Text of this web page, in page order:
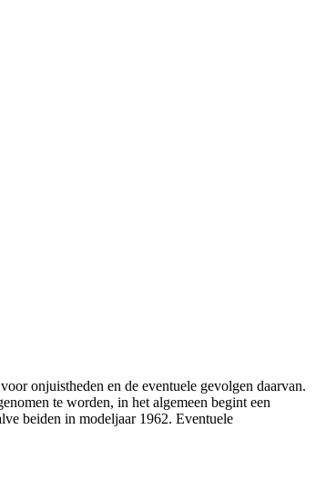
onjuistheden en de eventuele gevolgen daarvan.
te worden, in het algemeen begint een
beiden in modeljaar 1962. Eventuele